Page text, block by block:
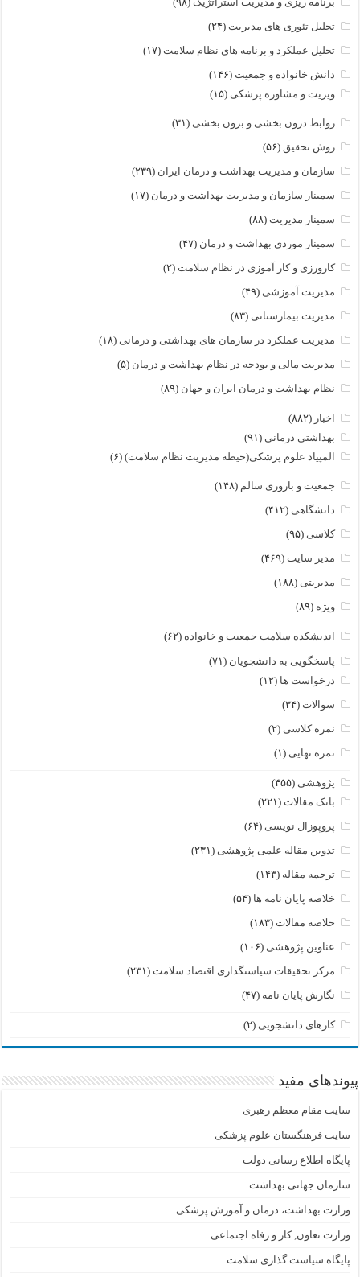
تحلیل تئوری های مدیریت (۲۴)
تحلیل عملکرد و برنامه های نظام سلامت (۱۷)
دانش خانواده و جمعیت (۱۴۶)
ویزیت و مشاوره پزشکی (۱۵)
روابط درون بخشی و برون بخشی (۳۱)
روش تحقیق (۵۶)
سازمان و مدیریت بهداشت و درمان ایران (۲۳۹)
سمینار سازمان و مدیریت بهداشت و درمان (۱۷)
سمینار مدیریت (۸۸)
سمینار موردی بهداشت و درمان (۴۷)
کارورزی و کار آموزی در نظام سلامت (۲)
مدیریت آموزشی (۴۹)
مدیریت بیمارستانی (۸۳)
مدیریت عملکرد در سازمان های بهداشتی و درمانی (۱۸)
مدیریت مالی و بودجه در نظام بهداشت و درمان (۵)
نظام بهداشت و درمان ایران و جهان (۸۹)
اخبار (۸۸۲)
بهداشتی درمانی (۹۱)
المپیاد علوم پزشکی(حیطه مدیریت نظام سلامت) (۶)
جمعیت و باروری سالم (۱۴۸)
دانشگاهی (۴۱۲)
کلاسی (۹۵)
مدیر سایت (۴۶۹)
مدیریتی (۱۸۸)
ویژه (۸۹)
اندیشکده سلامت جمعیت و خانواده (۶۲)
پاسخگویی به دانشجویان (۷۱)
درخواست ها (۱۲)
سوالات (۳۴)
نمره کلاسی (۲)
نمره نهایی (۱)
پژوهشی (۴۵۵)
بانک مقالات (۲۲۱)
پروپوزال نویسی (۶۴)
تدوین مقاله علمی پژوهشی (۲۳۱)
ترجمه مقاله (۱۴۳)
خلاصه پایان نامه ها (۵۴)
خلاصه مقالات (۱۸۳)
عناوین پژوهشی (۱۰۶)
مرکز تحقیقات سیاستگذاری اقتصاد سلامت (۲۳۱)
نگارش پایان نامه (۴۷)
کارهای دانشجویی (۲)
پیوندهای مفید
سایت مقام معظم رهبری
سایت فرهنگستان علوم پزشکی
پایگاه اطلاع رسانی دولت
سازمان جهانی بهداشت
وزارت بهداشت، درمان و آموزش پزشکی
وزارت تعاون, کار و رفاه اجتماعی
پایگاه سیاست گذاری سلامت